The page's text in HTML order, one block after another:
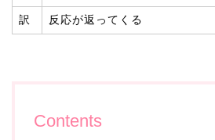
訳 反応が返ってくる
Contents